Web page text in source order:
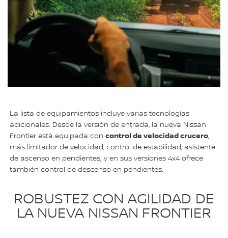
La lista de equipamientos incluye varias tecnologías
adicionales. Desde la versión de entrada, la nueva Nissan
Frontier está equipada concontrol de velocidad crucero,
más limitador de velocidad, control de estabilidad, asistente
de ascenso en pendientes; y en sus versiones 4x4 ofrece
también control de descenso en pendientes.
ROBUSTEZ CON AGILIDAD DE
LA NUEVA NISSAN FRONTIER